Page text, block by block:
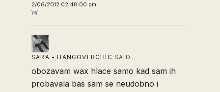
2/06/2012 02:48:00 pm
SARA - HANGOVERCHIC SAID…
obozavam wax hlace samo kad sam ih
probavala bas sam se neudobno i